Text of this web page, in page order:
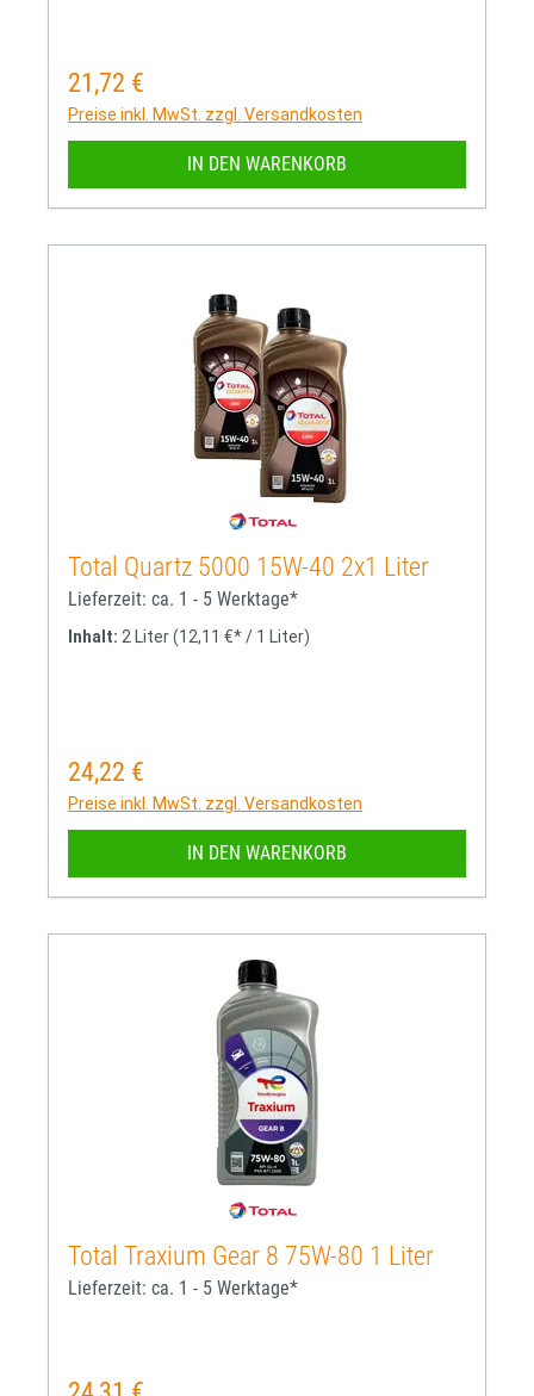
Regulärer Preis:
21,72 €
Preise inkl. MwSt. zzgl. Versandkosten
IN DEN WARENKORB
Total Quartz 5000 15W-40 2x1 Liter
Lieferzeit: ca. 1 - 5 Werktage*
Inhalt: 2 Liter(12,11 €* / 1 Liter)
Regulärer Preis:
24,22 €
Preise inkl. MwSt. zzgl. Versandkosten
IN DEN WARENKORB
Total Traxium Gear 8 75W-80 1 Liter
Lieferzeit: ca. 1 - 5 Werktage*